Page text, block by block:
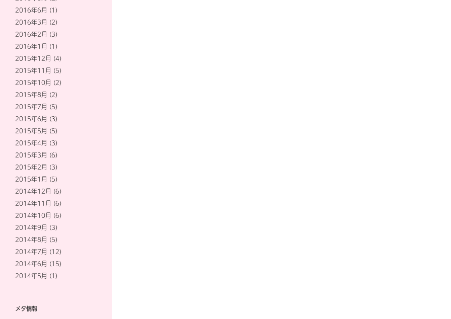
2016年6月 (1)
2016年3月 (2)
2016年2月 (3)
2016年1月 (1)
2015年12月 (4)
2015年11月 (5)
2015年10月 (2)
2015年8月 (2)
2015年7月 (5)
2015年6月 (3)
2015年5月 (5)
2015年4月 (3)
2015年3月 (6)
2015年2月 (3)
2015年1月 (5)
2014年12月 (6)
2014年11月 (6)
2014年10月 (6)
2014年9月 (3)
2014年8月 (5)
2014年7月 (12)
2014年6月 (15)
2014年5月 (1)
メタ情報